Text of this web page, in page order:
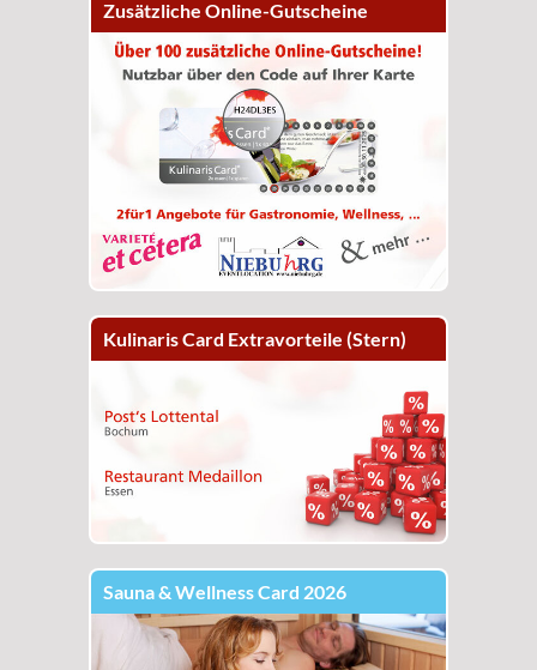
Zusätzliche Online-Gutscheine
Kulinaris Card Extravorteile (Stern)
Sauna & Wellness Card 2026